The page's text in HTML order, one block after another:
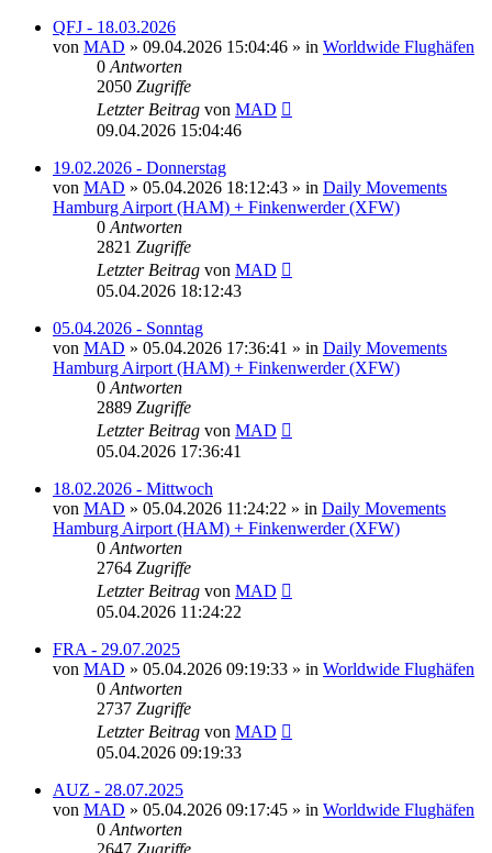
QFJ - 18.03.2026
von MAD » 09.04.2026 15:04:46 » in Worldwide Flughäfen
0 Antworten
2050 Zugriffe
Letzter Beitrag von MAD
09.04.2026 15:04:46
19.02.2026 - Donnerstag
von MAD » 05.04.2026 18:12:43 » in Daily Movements
Hamburg Airport (HAM) + Finkenwerder (XFW)
0 Antworten
2821 Zugriffe
Letzter Beitrag von MAD
05.04.2026 18:12:43
05.04.2026 - Sonntag
von MAD » 05.04.2026 17:36:41 » in Daily Movements
Hamburg Airport (HAM) + Finkenwerder (XFW)
0 Antworten
2889 Zugriffe
Letzter Beitrag von MAD
05.04.2026 17:36:41
18.02.2026 - Mittwoch
von MAD » 05.04.2026 11:24:22 » in Daily Movements
Hamburg Airport (HAM) + Finkenwerder (XFW)
0 Antworten
2764 Zugriffe
Letzter Beitrag von MAD
05.04.2026 11:24:22
FRA - 29.07.2025
von MAD » 05.04.2026 09:19:33 » in Worldwide Flughäfen
0 Antworten
2737 Zugriffe
Letzter Beitrag von MAD
05.04.2026 09:19:33
AUZ - 28.07.2025
von MAD » 05.04.2026 09:17:45 » in Worldwide Flughäfen
0 Antworten
2647 Zugriffe